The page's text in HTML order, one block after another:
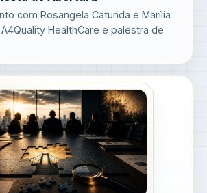
com Rosangela Catunda e Marília
HealthCare e palestra de